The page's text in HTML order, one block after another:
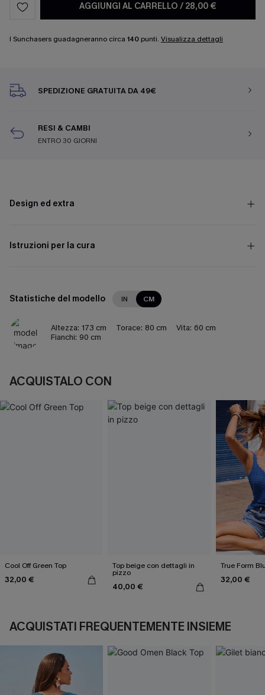
AGGIUNGI AL CARRELLO / 28,00 €
I Sunchasers guadagneranno circa 140 punti. Visualizza dettagli
SPEDIZIONE GRATUITA DA 49€
RESI & CAMBI
ENTRO 30 GIORNI
Design ed extra
Istruzioni per la cura
Statistiche del modello IN CM
Altezza: 173 cm Torace: 80 cm Vita: 60 cm
Fianchi: 90 cm
ACQUISTALO CON
Cool Off Green Top
32,00 €
Top beige con dettagli in
pizzo
40,00 €
True Form
32,00 €
ACQUISTATI FREQUENTEMENTE INSIEME